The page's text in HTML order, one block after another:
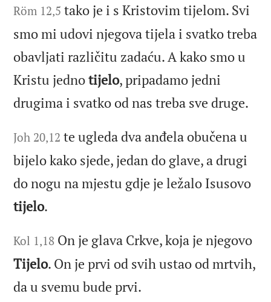
Röm 12,5 tako je i s Kristovim tijelom. Svi
smo mi udovi njegova tijela i svatko treba
obavljati različitu zadaću. A kako smo u
Kristu jednotijelo, pripadamo jedni
drugima i svatko od nas treba sve druge.
Joh 20,12 te ugleda dva anđela obučena u
bijelo kako sjede, jedan do glave, a drugi
do nogu na mjestu gdje je ležalo Isusovo
tijelo.
Kol 1,18 On je glava Crkve, koja je njegovo
Tijelo. On je prvi od svih ustao od mrtvih,
da u svemu bude prvi.